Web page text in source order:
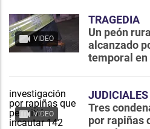
VIDEO
TRAGEDIA
Un peón
alcanzado
temporal
VIDEO
JUDICIALES
Tres
por rapiñas